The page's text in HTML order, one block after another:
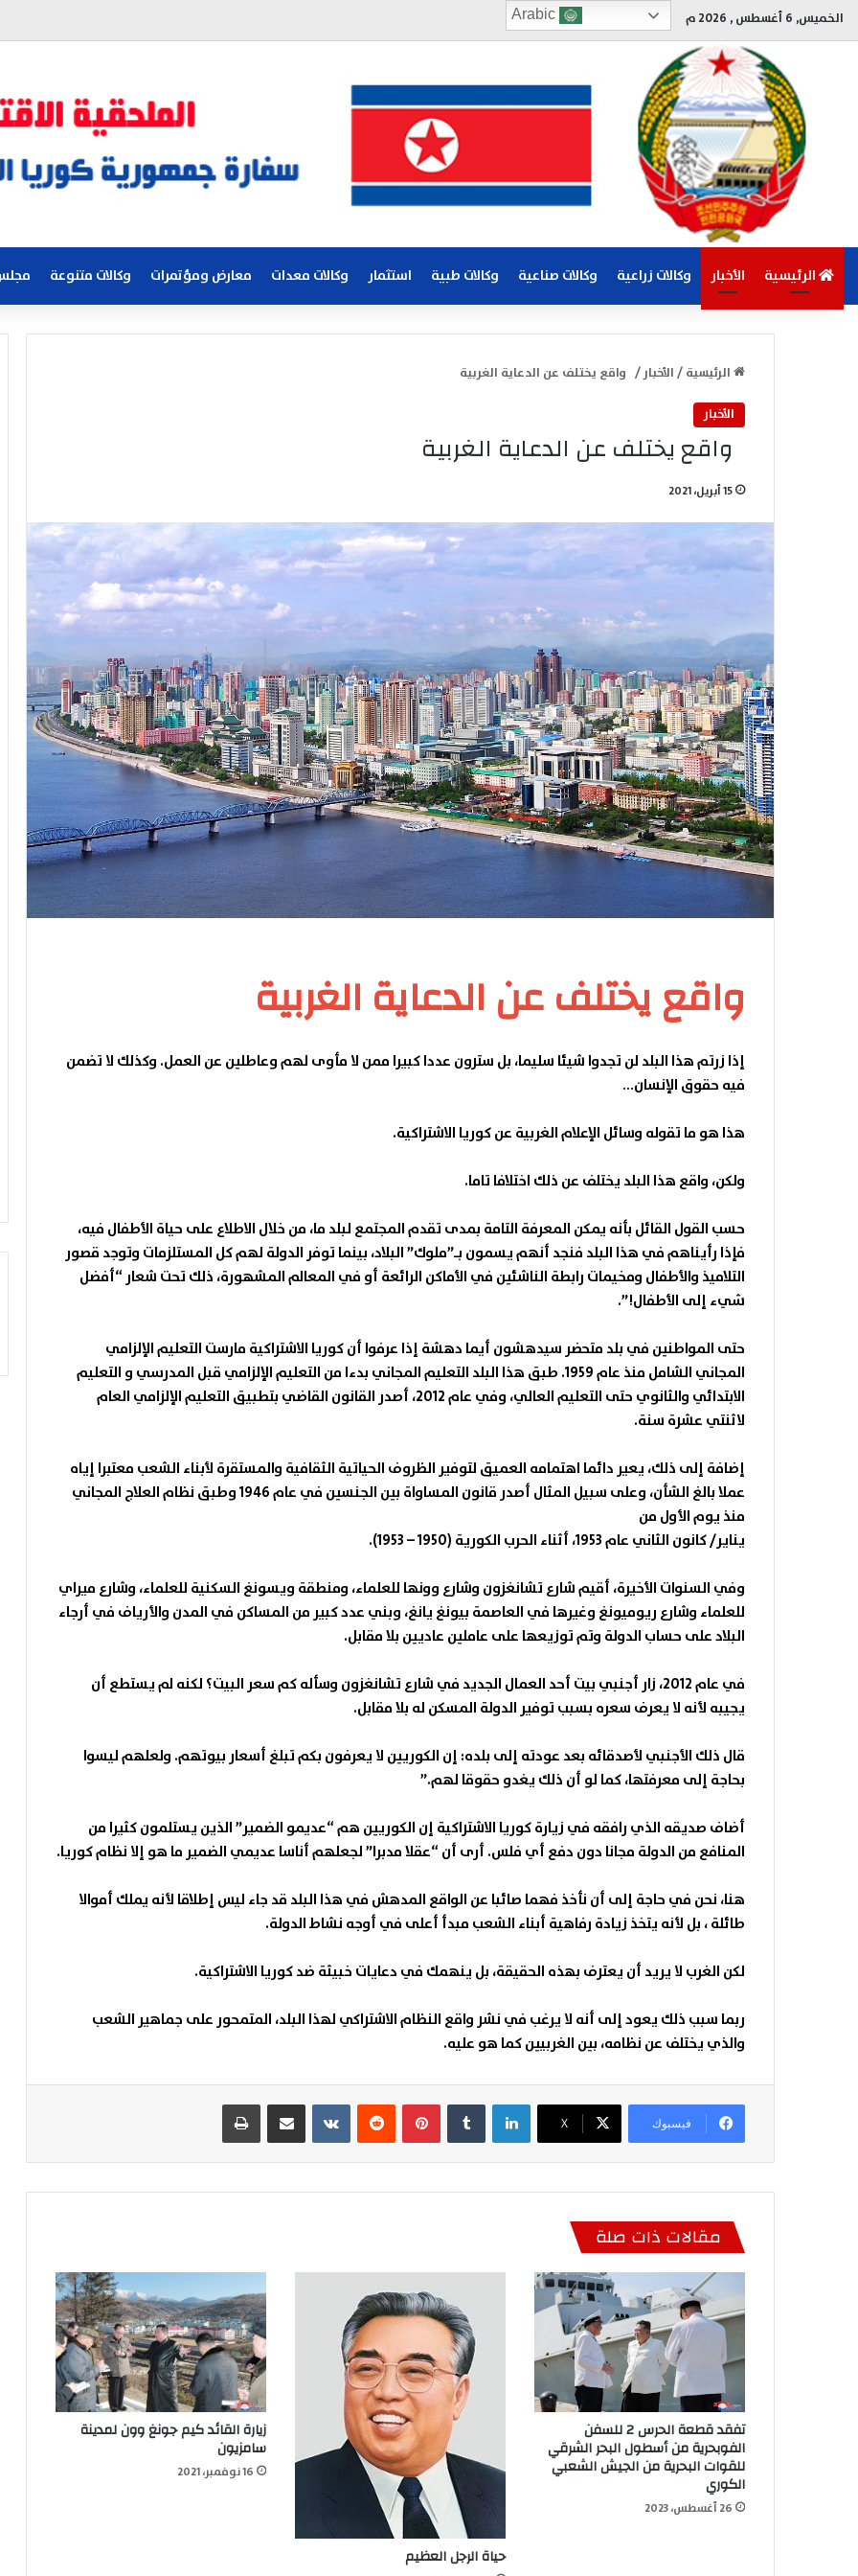
الخميس, 6 أغسطس , 2026 م
الرئيسية الأخبار وكالات زراعية وكالات صناعية وكالات طبية استثمار وكالات معدات معارض ومؤتمرات وكالات متنوعة
الرئيسية/الأخبار/ واقع يختلف عن الدعاية الغربية
الأخبار
واقع يختلف عن الدعاية الغربية
15 أبريل، 2021
واقع يختلف عن الدعاية الغربية
إذا زرتم هذا البلد لن تجدوا شيئا سليما، بل سترون عددا كبيرا ممن لا مأوى لهم وعاطلين عن العمل. وكذلك لا تضمن
فيه حقوق الإنسان…
هذا هو ما تقوله وسائل الإعلام الغربية عن كوريا الاشتراكية.
ولكن، واقع هذا البلد يختلف عن ذلك اختلافا تاما.
حسب القول القائل بأنه يمكن المعرفة التامة بمدى تقدم المجتمع لبلد ما، من خلال الاطلاع على حياة الأطفال فيه،
فإذا رأيناهم في هذا البلد فنجد أنهم يسمون بـ”ملوك” البلاد، بينما توفر الدولة لهم كل المستلزمات وتوجد قصور
التلاميذ والأطفال ومخيمات رابطة الناشئين في الأماكن الرائعة أو في المعالم المشهورة، ذلك تحت شعار “أفضل
شيء إلى الأطفال!”.
حتى المواطنين في بلد متحضر سيدهشون أيما دهشة إذا عرفوا أن كوريا الاشتراكية مارست التعليم الإلزامي
المجاني الشامل منذ عام 1959. طبق هذا البلد التعليم المجاني بدءا من التعليم الإلزامي قبل المدرسي و التعليم
الابتدائي والثانوي حتى التعليم العالي، وفي عام 2012، أصدر القانون القاضي بتطبيق التعليم الإلزامي العام
لاثنتي عشرة سنة.
إضافة إلى ذلك، يعير دائما اهتمامه العميق لتوفير الظروف الحياتية الثقافية والمستقرة لأبناء الشعب معتبرا إياه
عملا بالغ الشأن، وعلى سبيل المثال أصدر قانون المساواة بين الجنسين في عام 1946 وطبق نظام العلاج المجاني
منذ يوم الأول من
يناير/ كانون الثاني عام 1953، أثناء الحرب الكورية (1950 – 1953).
وفي السنوات الأخيرة، أقيم شارع تشانغزون وشارع وونها للعلماء، ومنطقة ويسونغ السكنية للعلماء، وشارع ميراي
للعلماء وشارع ريوميونغ وغيرها في العاصمة بيونغ يانغ، وبني عدد كبير من المساكن في المدن والأرياف في أرجاء
البلاد على حساب الدولة وتم توزيعها على عاملين عاديين بلا مقابل.
في عام 2012، زار أجنبي بيت أحد العمال الجديد في شارع تشانغزون وسأله كم سعر البيت؟ لكنه لم يستطع أن
يجيبه لأنه لا يعرف سعره بسبب توفير الدولة المسكن له بلا مقابل.
قال ذلك الأجنبي لأصدقائه بعد عودته إلى بلده: إن الكوريين لا يعرفون بكم تبلغ أسعار بيوتهم. ولعلهم ليسوا
بحاجة إلى معرفتها، كما لو أن ذلك يغدو حقوقا لهم.”
أضاف صديقه الذي رافقه في زيارة كوريا الاشتراكية إن الكوريين هم “عديمو الضمير” الذين يستلمون كثيرا من
المنافع من الدولة مجانا دون دفع أي فلس. أرى أن “عقلا مدبرا” لجعلهم أناسا عديمي الضمير ما هو إلا نظام كوريا.
هنا، نحن في حاجة إلى أن نأخذ فهما صائبا عن الواقع المدهش في هذا البلد قد جاء ليس إطلاقا لأنه يملك أموالا
طائلة ، بل لأنه يتخذ زيادة رفاهية أبناء الشعب مبدأ أعلى في أوجه نشاط الدولة.
لكن الغرب لا يريد أن يعترف بهذه الحقيقة، بل ينهمك في دعايات خبيثة ضد كوريا الاشتراكية.
ربما سبب ذلك يعود إلى أنه لا يرغب في نشر واقع النظام الاشتراكي لهذا البلد، المتمحور على جماهير الشعب
والذي يختلف عن نظامه، بين الغربيين كما هو عليه.
فيسبوك ‫X
لينكدإن بينتيريست مشاركة عبر البريد طباعة
مقالات ذات صلة
تفقد قطعة الحرس 2 للسفن
الفوبحرية من أسطول البحر الشرقي
للقوات البحرية من الجيش الشعبي
الكوري
26 أغسطس، 2023
حياة الرجل العظيم
زيارة القائد كيم جونغ وون لمدينة
سامزيون
16 نوفمبر، 2021